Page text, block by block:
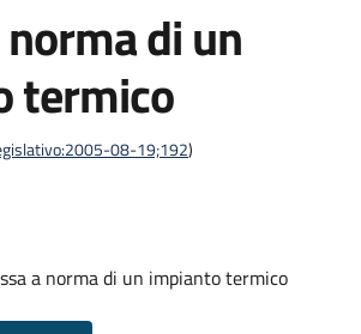
di un
termico
08-19;192)
a norma di un impianto termico